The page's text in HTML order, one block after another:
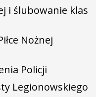
i ślubowanie klas
Nożnej
Policji
Legionowskiego